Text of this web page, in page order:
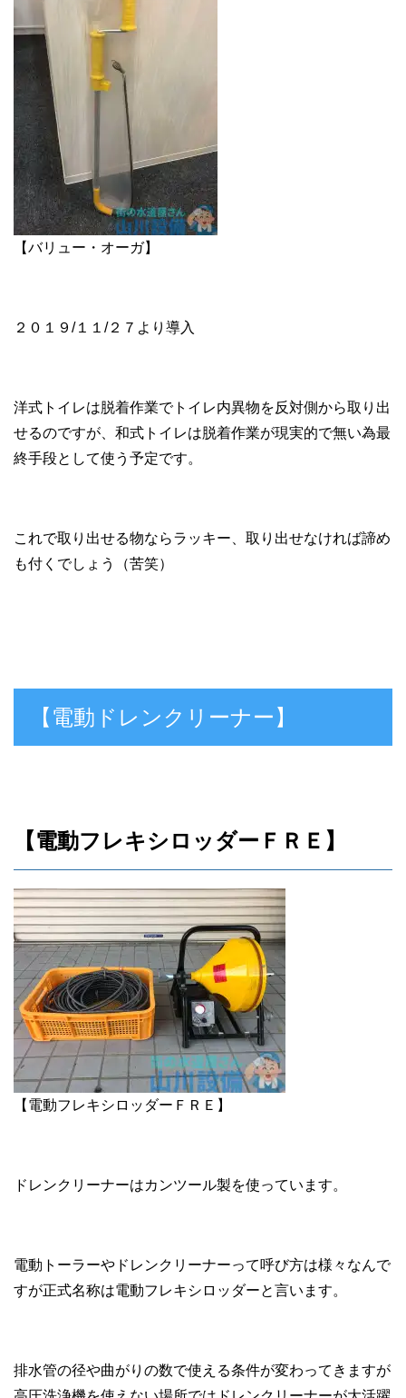
【バリュー・オーガ】
２０１９/１１/２７より導入
洋式トイレは脱着作業でトイレ内異物を反対側から取り出
せるのですが、和式トイレは脱着作業が現実的で無い為最
終手段として使う予定です。
これで取り出せる物ならラッキー、取り出せなければ諦め
も付くでしょう（苦笑）
【電動ドレンクリーナー】
【電動フレキシロッダーＦＲＥ】
【電動フレキシロッダーＦＲＥ】
ドレンクリーナーはカンツール製を使っています。
電動トーラーやドレンクリーナーって呼び方は様々なんで
すが正式名称は電動フレキシロッダーと言います。
排水管の径や曲がりの数で使える条件が変わってきますが